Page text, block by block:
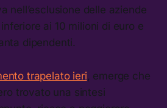
nell’esclusione delle aziende
ai 10 milioni di euro e
dipendenti.
trapelato ieri , emerge che
trovato una sintesi